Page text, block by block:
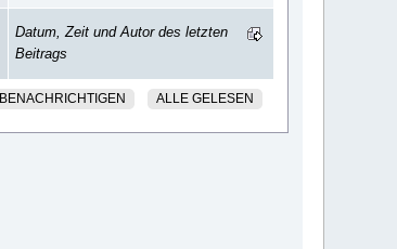
Datum, Zeit und Autor des letzten
Beitrags
BENACHRICHTIGEN ALLE GELESEN